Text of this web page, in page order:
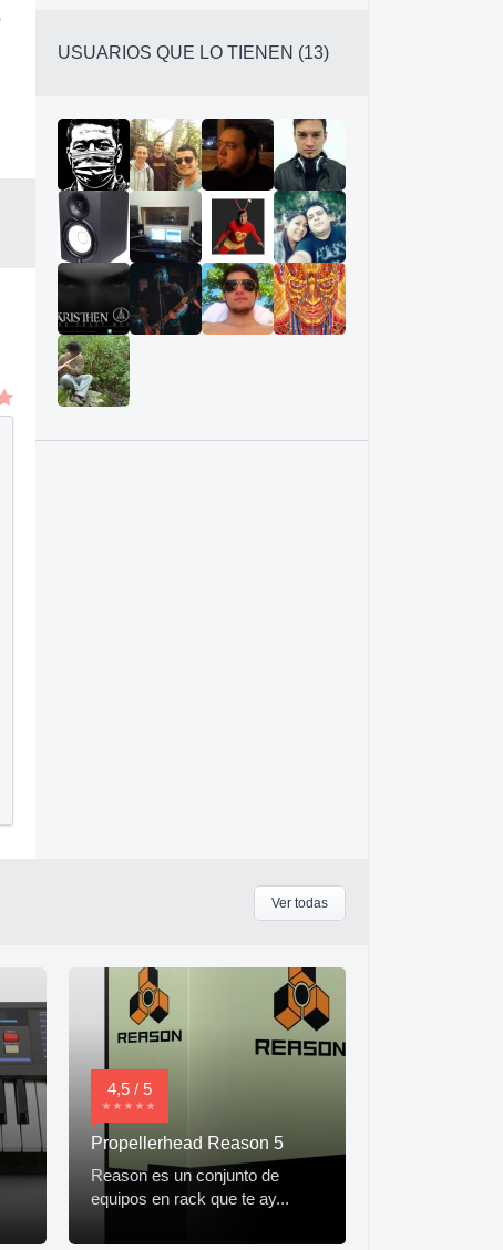
USUARIOS QUE LO TIENEN (13)
Ver todas
4,5 / 5
Propellerhead Reason 5
Reason es un conjunto de
equipos en rack que te ay...